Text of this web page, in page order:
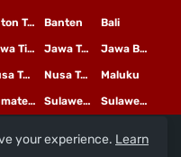
Bali
Banten
Buton Tengah
Jawa Barat
Jawa Tengah
Jawa Timur
Maluku
Nusa Tenggara Barat
Nusa Tenggara Timur
Sulawesi Tengah
Sulawesi Utara
Sumatera Barat
Kini Mediatama
your experience. Learn